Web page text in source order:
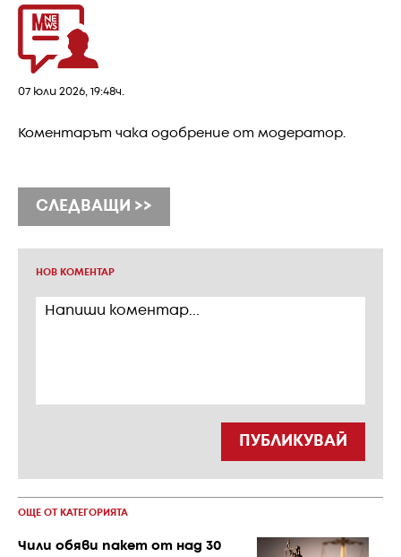
07 юли 2026, 19:48ч.
Коментарът чака одобрение от модератор.
СЛЕДВАЩИ >>
НОВ КОМЕНТАР
ПУБЛИКУВАЙ
ОЩЕ ОТ КАТЕГОРИЯТА
Чили обяви пакет от над 30